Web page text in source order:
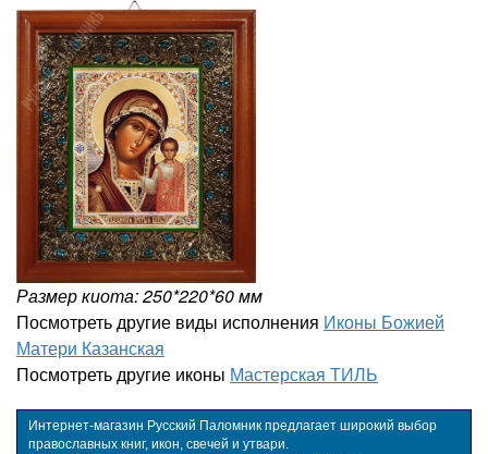
Размер киота: 250*220*60 мм
Посмотреть другие виды исполнения Иконы Божией
Матери Казанская
Посмотреть другие иконы Мастерская ТИЛЬ
Интернет-магазин Русский Паломник предлагает широкий выбор
православных книг, икон, свечей и утвари.